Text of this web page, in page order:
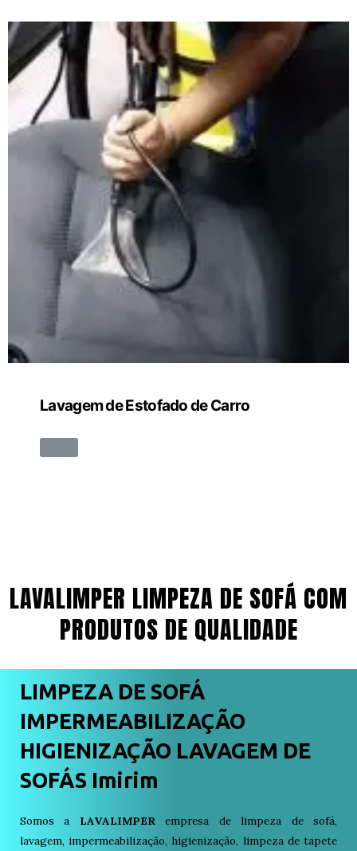
Lavagem de Estofado de Carro
LAVALIMPER LIMPEZA DE SOFÁ COM
PRODUTOS DE QUALIDADE
LIMPEZA DE SOFÁ
IMPERMEABILIZAÇÃO
HIGIENIZAÇÃO LAVAGEM DE
SOFÁS Imirim
Somos a LAVALIMPERempresa de limpeza de sofá,
lavagem, impermeabilização, higienização, limpeza de tapete